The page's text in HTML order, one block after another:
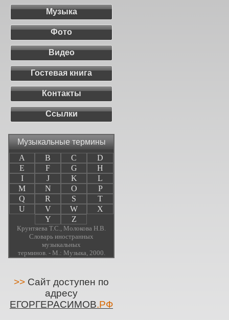
Музыка
Фото
Видео
Гостевая книга
Контакты
Ссылки
Музыкальные термины
A
B C
D
E
F G
H
I
J K
L
M
N O
P
Q
R S
T
U
V W
X
Y
Z
Крунтяева Т.С., Молокова Н.В.
Словарь иностранных
музыкальных
терминов. - М.: Музыка, 2000.
>> Сайт доступен по
адресу
ЕГОРГЕРАСИМОВ.РФ